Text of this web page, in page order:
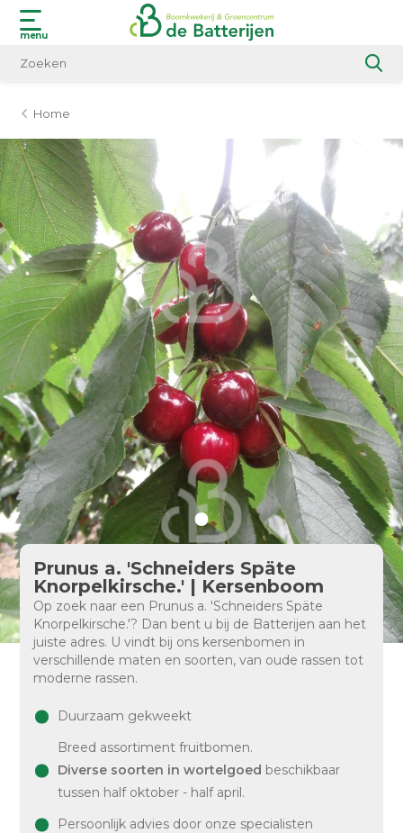
menu
Home
Prunus a. 'Schneiders Späte
Knorpelkirsche.' | Kersenboom
Op zoek naar een Prunus a. 'Schneiders Späte
Knorpelkirsche.'? Dan bent u bij de Batterijen aan het
juiste adres. U vindt bij ons kersenbomen in
verschillende maten en soorten, van oude rassen tot
moderne rassen.
Duurzaam gekweekt
Breed assortiment fruitbomen.
Diverse soorten in wortelgoed beschikbaar
tussen half oktober - half april.
Persoonlijk advies door onze specialisten